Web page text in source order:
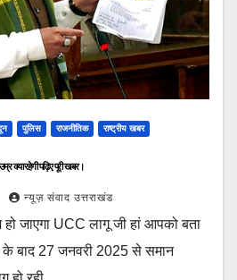
पुलिस राजनीतिक राष्ट्रीय खबर
उम्र क्या रहेगी पढ़िए पूरी खबर।
न्यूज़ संवाद उत्तराखंड
जाएगा UCC लागू जी हां आपको बता
के बाद 27 जनवरी 2025 से समान